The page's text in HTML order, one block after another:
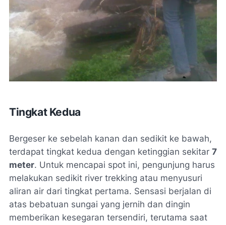
Tingkat Kedua
Bergeser ke sebelah kanan dan sedikit ke bawah,
terdapat tingkat kedua dengan ketinggian sekitar 7
meter. Untuk mencapai spot ini, pengunjung harus
melakukan sedikit river trekking atau menyusuri
aliran air dari tingkat pertama. Sensasi berjalan di
atas bebatuan sungai yang jernih dan dingin
memberikan kesegaran tersendiri, terutama saat